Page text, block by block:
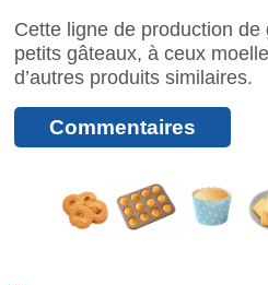
Cette ligne de production
petits gâteaux, à ceux
d’autres produits similaires.
Commentaires